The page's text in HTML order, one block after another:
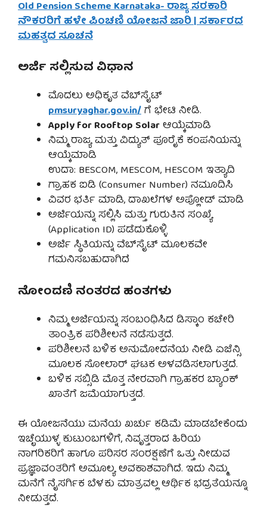
Old Pension Scheme Karnataka- ರಾಜ್ಯ ಸರಕಾರಿ
ನೌಕರರಿಗೆ ಹಳೇ ಪಿಂಚಣಿ ಯೋಜನೆ ಜಾರಿ | ಸರ್ಕಾರದ
ಮಹತ್ವದ ಸೂಚನೆ
ಅರ್ಜಿ ಸಲ್ಲಿಸುವ ವಿಧಾನ
ಮೊದಲು ಅಧಿಕೃತ ವೆಬ್‌ಸೈಟ್
pmsuryaghar.gov.in/ಗೆ ಭೇಟಿ ನೀಡಿ.
Apply for Rooftop Solarಆಯ್ಕೆಮಾಡಿ
ನಿಮ್ಮ ರಾಜ್ಯ ಮತ್ತು ವಿದ್ಯುತ್ ಪೂರೈಕೆ ಕಂಪನಿಯನ್ನು
ಆಯ್ಕೆಮಾಡಿ
ಉದಾ: BESCOM, MESCOM, HESCOM ಇತ್ಯಾದಿ
ಗ್ರಾಹಕ ಐಡಿ (Consumer Number) ನಮೂದಿಸಿ
ವಿವರ ಭರ್ತಿ ಮಾಡಿ, ದಾಖಲೆಗಳ ಅಪ್ಲೋಡ್ ಮಾಡಿ
ಅರ್ಜಿಯನ್ನು ಸಲ್ಲಿಸಿ ಮತ್ತು ಗುರುತಿನ ಸಂಖ್ಯೆ
(Application ID) ಪಡೆದುಕೊಳ್ಳಿ
ಅರ್ಜಿ ಸ್ಥಿತಿಯನ್ನು ವೆಬ್‌ಸೈಟ್ ಮೂಲಕವೇ
ಗಮನಿಸಬಹುದಾಗಿದೆ
ನೋಂದಣಿ ನಂತರದ ಹಂತಗಳು
ನಿಮ್ಮ ಅರ್ಜಿಯನ್ನು ಸಂಬಂಧಿಸಿದ ಡಿಸ್ಕಾಂ ಕಚೇರಿ
ತಾಂತ್ರಿಕ ಪರಿಶೀಲನೆ ನಡೆಸುತ್ತದೆ.
ಪರಿಶೀಲನೆ ಬಳಿಕ ಅನುಮೋದನೆಯ ನೀಡಿ ಏಜೆನ್ಸಿ
ಮೂಲಕ ಸೋಲಾರ್ ಘಟಕ ಅಳವಡಿಸಲಾಗುತ್ತದೆ.
ಬಳಿಕ ಸಬ್ಸಿಡಿ ಮೊತ್ತ ನೇರವಾಗಿ ಗ್ರಾಹಕರ ಬ್ಯಾಂಕ್
ಖಾತೆಗೆ ಜಮೆಯಾಗುತ್ತದೆ.
ಈ ಯೋಜನೆಯು ಮನೆಯ ಖರ್ಚು ಕಡಿಮೆ ಮಾಡಬೇಕೆಂದು
ಇಚ್ಛೆಯುಳ್ಳ ಕುಟುಂಬಗಳಿಗೆ, ನಿವೃತ್ತರಾದ ಹಿರಿಯ
ನಾಗರಿಕರಿಗೆ ಹಾಗೂ ಪರಿಸರ ಸಂರಕ್ಷಣೆಗೆ ಒತ್ತು ನೀಡುವ
ಪ್ರಜ್ಞಾವಂತರಿಗೆ ಅಮೂಲ್ಯ ಅವಕಾಶವಾಗಿದೆ. ಇದು ನಿಮ್ಮ
ಮನೆಗೆ ನೈಸರ್ಗಿಕ ಬೆಳಕು ಮಾತ್ರವಲ್ಲ ಆರ್ಥಿಕ ಭದ್ರತೆಯನ್ನೂ
ನೀಡುತ್ತದೆ.